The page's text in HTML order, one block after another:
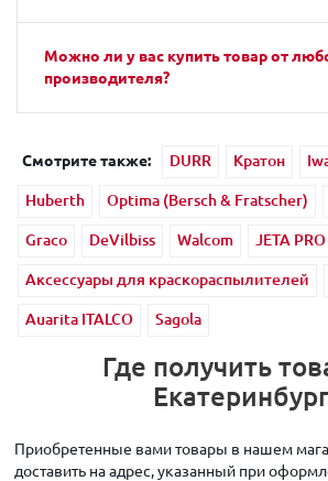
Можно ли у вас купить товар от
производителя?
Смотрите также: DURR Кратон
Huberth
Optima (Bersch & Fratscher)
Graco
DeVilbiss Walcom
JETA PRO
Аксессуары для краскораспылителей
Auarita ITALCO
Sagola
Где получить
Приобретенные вами товары в нашем
доставить на адрес, указанный при